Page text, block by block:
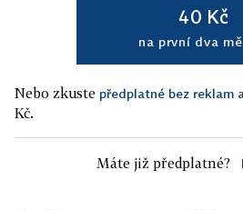
40 Kč
na první dva
Nebo zkuste předplatné bez reklam
Kč.
Máte již předplatné?